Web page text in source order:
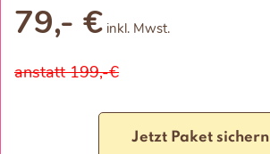
79,- € inkl. Mwst.
anstatt 199,-€
Jetzt Paket sichern